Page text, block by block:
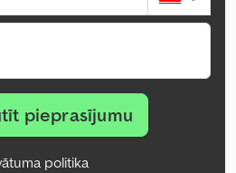
pieprasījumu
politika